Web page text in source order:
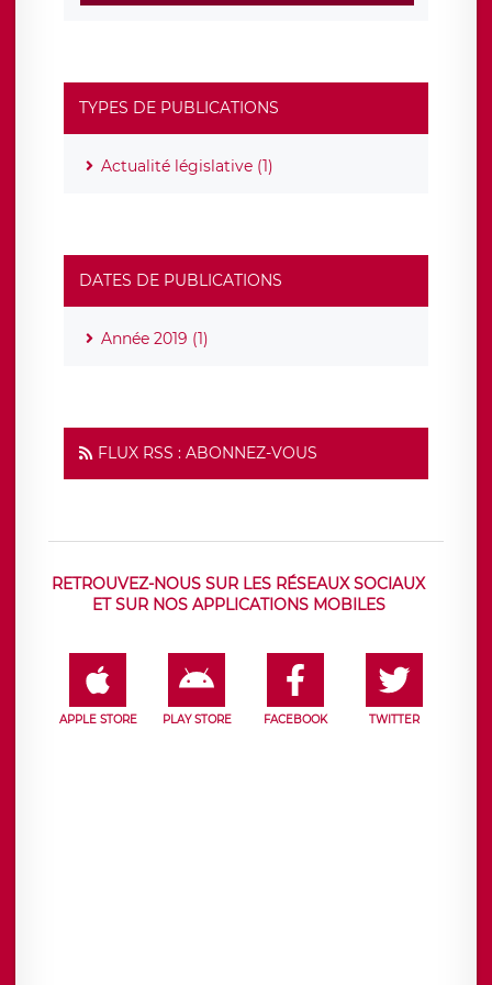
TYPES DE PUBLICATIONS
Actualité législative (1)
DATES DE PUBLICATIONS
Année 2019 (1)
FLUX RSS : ABONNEZ-VOUS
RETROUVEZ-NOUS SUR LES RÉSEAUX SOCIAUX
ET SUR NOS APPLICATIONS MOBILES
APPLE STORE PLAY STORE FACEBOOK TWITTER